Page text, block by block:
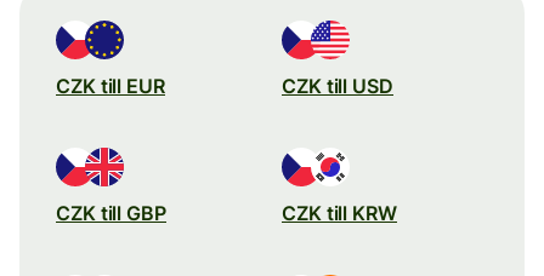
CZK till EUR CZK till USD
CZK till GBP CZK till KRW